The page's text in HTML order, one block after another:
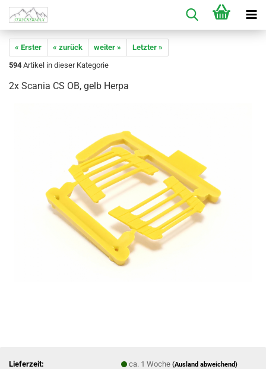
« Erster « zurück weiter »
Letzter »
594 Artikel in dieser Kategorie
2x Scania CS OB, gelb Herpa
Lieferzeit: ca. 1 Woche(Ausland abweichend)